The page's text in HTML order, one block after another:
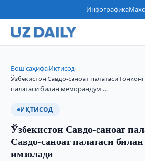
Инфографика
Бош саҳифа›Иқтисод›
Ўзбекистон Савдо-саноат палатаси
палатаси билан меморандум …
ИҚТИСОД
Ўзбекистон Савдо-саноат
Савдо-саноат палатаси
имзолади